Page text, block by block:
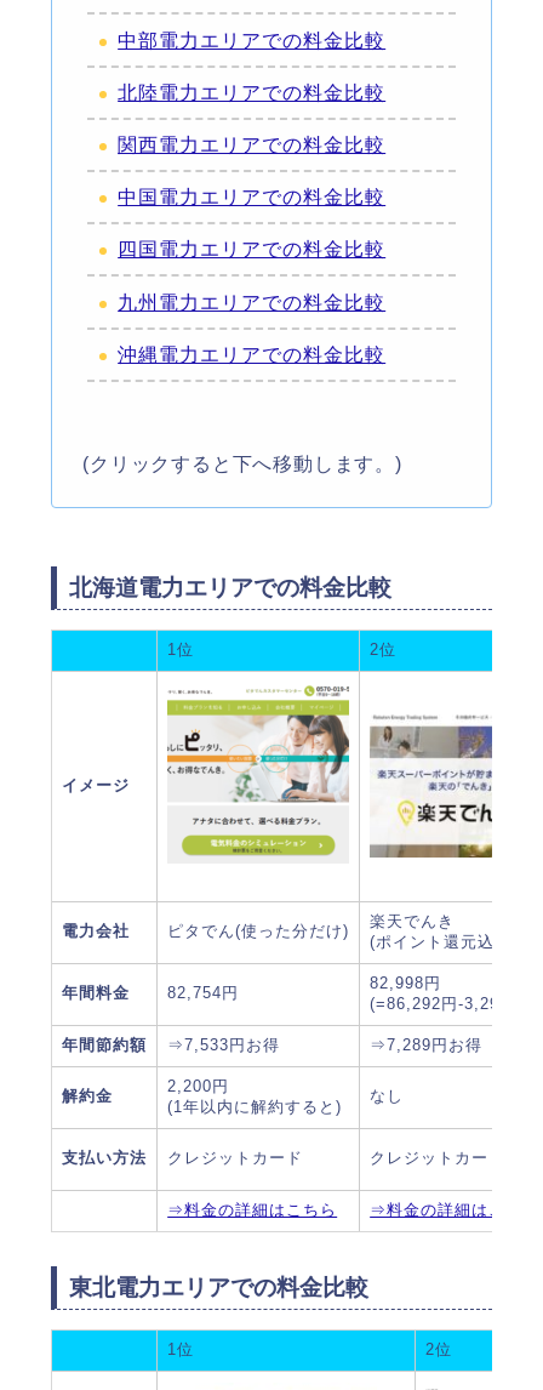
中部電力エリアでの料金比較
北陸電力エリアでの料金比較
関西電力エリアでの料金比較
中国電力エリアでの料金比較
四国電力エリアでの料金比較
九州電力エリアでの料金比較
沖縄電力エリアでの料金比較
(クリックすると下へ移動します。)
北海道電力エリアでの料金比較
1位 2位
イメージ
電力会社 ピタでん(使った分だけ)
楽天でんき
(ポイント還元込)
年間料金 82,754円
82,998円
(=86,292円-3,294P)
年間節約額 ⇒7,533円お得 ⇒7,289円お得
解約金
2,200円
(1年以内に解約すると)
なし
支払い方法 クレジットカード クレジットカード
⇒料金の詳細はこちら ⇒料金の詳細はこちら
東北電力エリアでの料金比較
1位 2位